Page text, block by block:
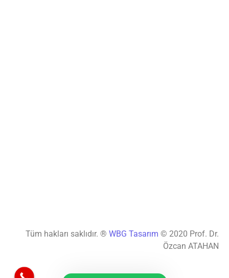
Tüm hakları saklıdır. ® WBG Tasarım © 2020 Prof. Dr.
Özcan ATAHAN